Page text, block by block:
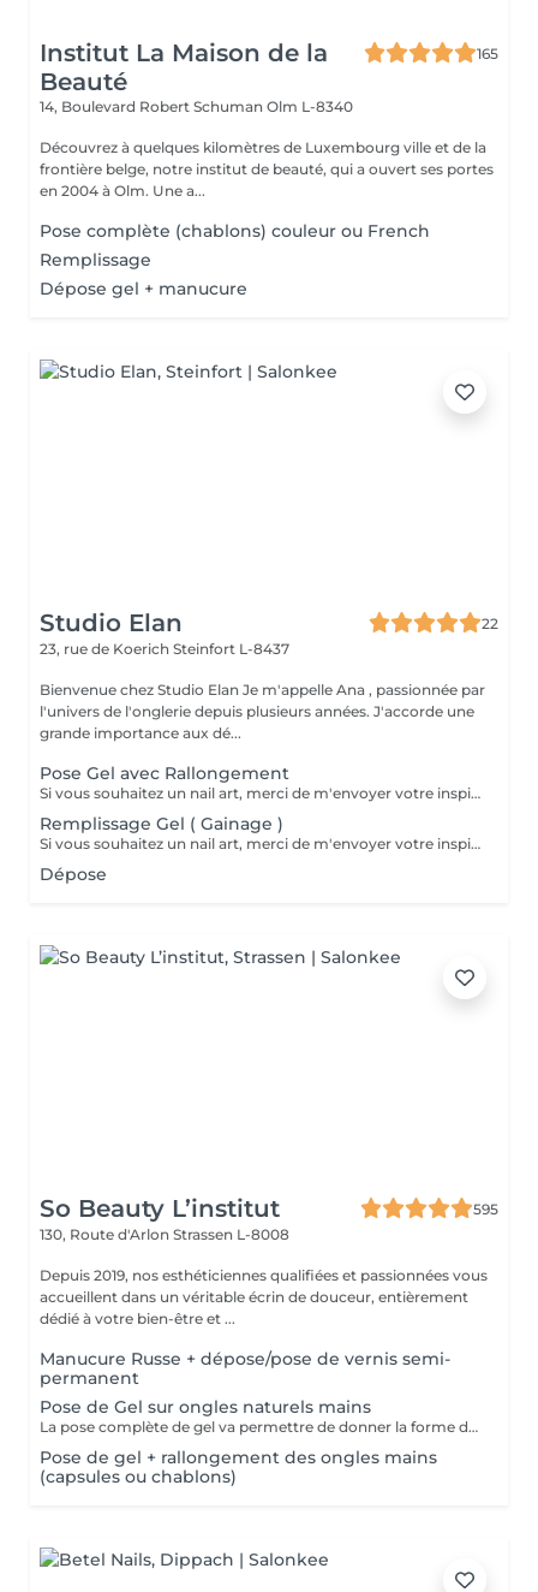
Institut La Maison de la
Beauté
165
14, Boulevard Robert Schuman Olm L-8340
Découvrez à quelques kilomètres de Luxembourg ville et de la
frontière belge, notre institut de beauté, qui a ouvert ses portes
en 2004 à Olm. Une a...
Pose complète (chablons) couleur ou French
Remplissage
Dépose gel + manucure
Studio Elan
22
23, rue de Koerich Steinfort L-8437
Bienvenue chez Studio Elan Je m'appelle Ana , passionnée par
l'univers de l'onglerie depuis plusieurs années. J'accorde une
grande importance aux dé...
Pose Gel avec Rallongement
Si vous souhaitez un nail art, merci de m'envoyer votre inspiration avant de réserver le rendez-vous. Chaque design demande un temps différent, je dois donc adapter le créneau en conséquence. Sans le temps prévu lors de la réservation, je ne pourrai malheureusement pas réaliser de nail art le jour du rendez-vous. Merci de votre compréhension !
Remplissage Gel ( Gainage )
Si vous souhaitez un nail art, merci de m'envoyer votre inspiration avant de réserver le rendez-vous. Chaque design demande un temps différent, je dois donc adapter le créneau en conséquence. Sans le temps prévu lors de la réservation, je ne pourrai malheureusement pas réaliser de nail art le jour du rendez-vous. Merci de votre compréhension !
Dépose
So Beauty L’institut
595
130, Route d'Arlon Strassen L-8008
Depuis 2019, nos esthéticiennes qualifiées et passionnées vous
accueillent dans un véritable écrin de douceur, entièrement
dédié à votre bien-être et ...
Manucure Russe + dépose/pose de vernis semi-
permanent
Pose de Gel sur ongles naturels mains
La pose complète de gel va permettre de donner la forme désirée en rallongeant (ou pas) les ongles (préalablement préparés) soit par la technique du chablon (rallongement au gel) soit par les capsules. Ensuite vient la pose du gel qui sera façonné et enfin la pose de la couleur ou de la French.
Pose de gel + rallongement des ongles mains
(capsules ou chablons)